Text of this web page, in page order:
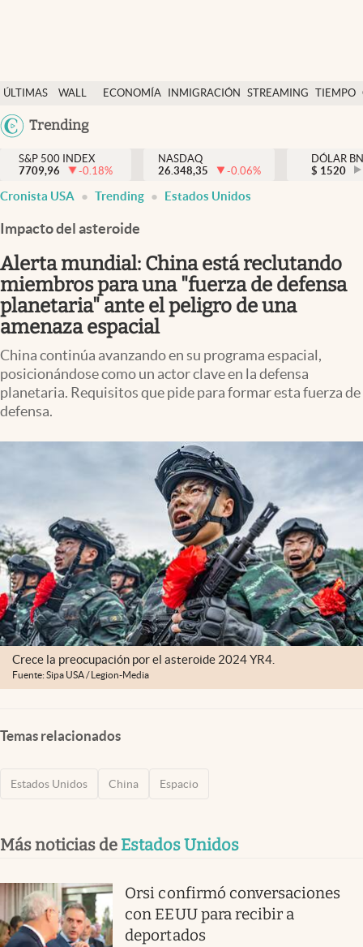
ÚLTIMAS
NOTICIAS
WALL
DÓLAR
ECONOMÍA INMIGRACIÓN STREAMING TIEMPO
México
Trending
Finanzas y economía
Wall Street y dólar
Inmigración
Espiritual
Streaming
Lifestyle
S&P 500 INDEX
7709,96
-0.18%
NASDAQ
26.348,35
-0.06%
DÓLAR
$ 1520
Cronista USA Trending Estados Unidos
Impacto del asteroide
Alerta mundial: China está reclutando
miembros para una "fuerza de defensa
planetaria" ante el peligro de una
amenaza espacial
China continúa avanzando en su programa espacial,
posicionándose como un actor clave en la defensa
planetaria. Requisitos que pide para formar esta fuerza de
defensa.
Crece la preocupación por el asteroide 2024 YR4.
Fuente: Sipa USA / Legion-Media
Temas relacionados
Estados Unidos China Espacio
Más noticias de Estados Unidos
Orsi confirmó conversaciones
con EEUU para recibir a
deportados